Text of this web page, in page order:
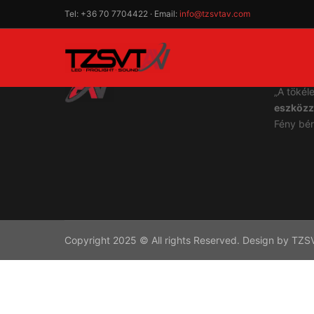
Tel: +36 70 7704422 · Email: info@tzsvtav.com
„A
Fény
Copyright 2025 © All rights Reserved. Design by